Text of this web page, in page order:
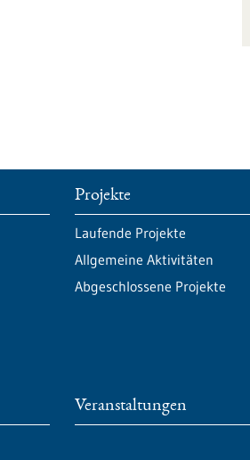
Projekte
Laufende Projekte
Allgemeine Aktivitäten
Abgeschlossene Projekte
Veranstaltungen